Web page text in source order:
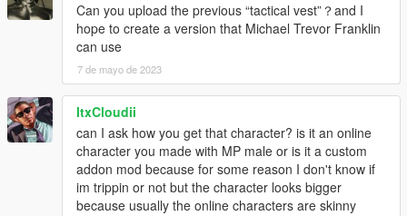
Can you upload the previous “tactical vest”？and I
hope to create a version that Michael Trevor Franklin
can use
7 de mayo de 2023
ItxCloudii
can I ask how you get that character? is it an online
character you made with MP male or is it a custom
addon mod because for some reason I don't know if
im trippin or not but the character looks bigger
because usually the online characters are skinny